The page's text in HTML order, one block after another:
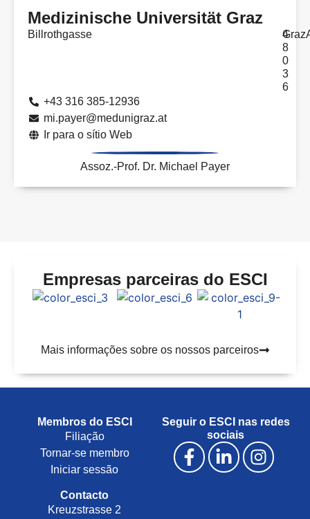
Medizinische Universität Graz
Billrothgasse
4
8
0
3
6
Graz
+43 316 385-12936
mi.payer@medunigraz.at
Ir para o sítio Web
Assoz.-Prof. Dr. Michael Payer
Empresas parceiras do ESCI
Mais informações sobre os nossos parceiros
Contacto
Kreuzstrasse 2
Membros do ESCI
Filiação
Tornar-se membro
Iniciar sessão
Seguir o ESCI nas redes
sociais